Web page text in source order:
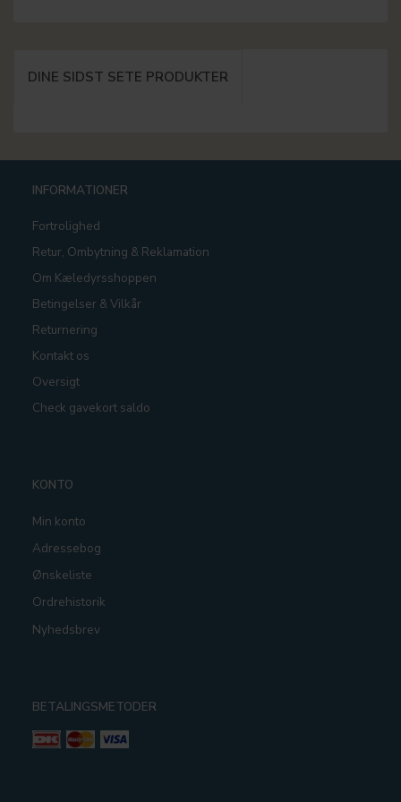
DINE SIDST SETE PRODUKTER
INFORMATIONER
Fortrolighed
Retur, Ombytning & Reklamation
Om Kæledyrsshoppen
Betingelser & Vilkår
Returnering
Kontakt os
Oversigt
Check gavekort saldo
KONTO
Min konto
Adressebog
Ønskeliste
Ordrehistorik
Nyhedsbrev
BETALINGSMETODER